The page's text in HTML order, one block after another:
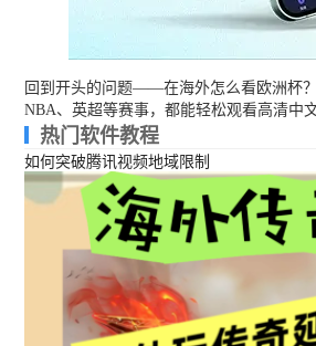
回到开头的问题——在海外怎么看欧洲杯
NBA、英超等赛事，都能轻松观看高清中
热门软件教程
如何突破腾讯视频地域限制